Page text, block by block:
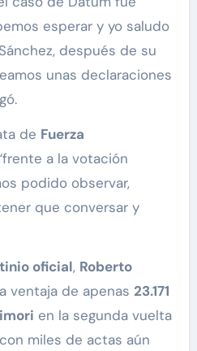
esperar y yo saludo
después de su
unas declaraciones
de Fuerza
a la votación
podido observar,
que conversar y
oficial, Roberto
ventaja de apenas 23.171
en la segunda vuelta
miles de actas aún